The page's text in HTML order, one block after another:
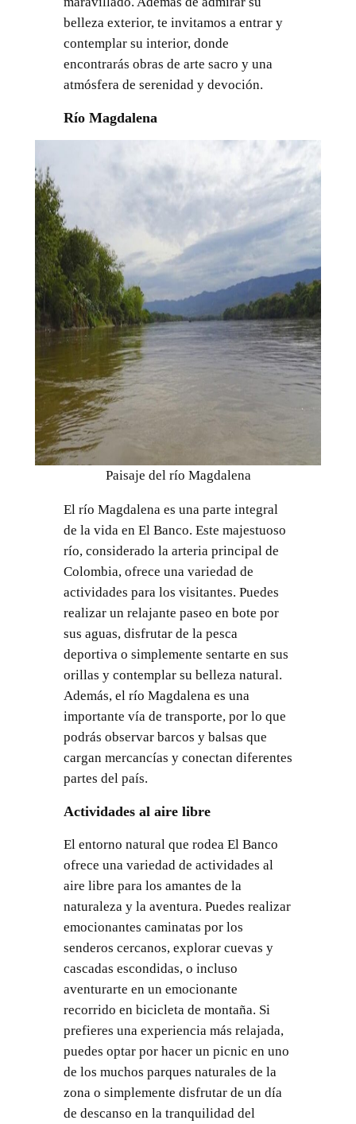
belleza exterior, te invitamos a entrar y
contemplar su interior, donde
encontrarás obras de arte sacro y una
atmósfera de serenidad y devoción.
Río Magdalena
Paisaje del río Magdalena
El río Magdalena es una parte integral
de la vida en El Banco. Este majestuoso
río, considerado la arteria principal de
Colombia, ofrece una variedad de
actividades para los visitantes. Puedes
realizar un relajante paseo en bote por
sus aguas, disfrutar de la pesca
deportiva o simplemente sentarte en sus
orillas y contemplar su belleza natural.
Además, el río Magdalena es una
importante vía de transporte, por lo que
podrás observar barcos y balsas que
cargan mercancías y conectan diferentes
partes del país.
Actividades al aire libre
El entorno natural que rodea El Banco
ofrece una variedad de actividades al
aire libre para los amantes de la
naturaleza y la aventura. Puedes realizar
emocionantes caminatas por los
senderos cercanos, explorar cuevas y
cascadas escondidas, o incluso
aventurarte en un emocionante
recorrido en bicicleta de montaña. Si
prefieres una experiencia más relajada,
puedes optar por hacer un picnic en uno
de los muchos parques naturales de la
zona o simplemente disfrutar de un día
de descanso en la tranquilidad del